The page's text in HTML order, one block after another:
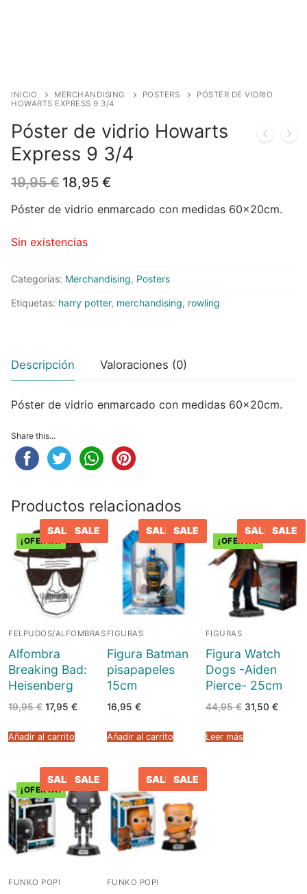
Juegos infantiles
Juegos de Rol
Juegos de miniaturas
USA
DC Comics
Marvel Comics
Independiente
Merchandising
Figuras
Funko POP!
Tazas/Vasos
Bandoleras/Bolsos
Felpudos/alfombras
Puzzles
Posters
Varios
Literatura
Liquidaciones
INICIO MERCHANDISING POSTERS
PÓSTER DE VIDRIO
HOWARTS EXPRESS 9 3/4
Póster de vidrio Howarts
Express 9 3/4
19,95€ El
precio
original
19,95 €.
18,95 €
actual
Póster de vidrio enmarcado con medidas 60x20cm.
Sin existencias
Categorías: Merchandising, Posters
Etiquetas: harry potter, merchandising, rowling
Descripción Valoraciones (0)
Póster de vidrio enmarcado con medidas 60x20cm.
Share this...
Productos relacionados
¡OFERTA!
FELPUDOS/ALFOMBRAS
SALE SALE
Alfombra
Breaking Bad:
Heisenberg
19,95€ El
precio
era:
19,95 €.
17,95 €El
17,95 €.
Añadir al carrito
FIGURAS
SALE SALE
Figura Batman
pisapapeles
15cm
16,95 €
Añadir al carrito
¡OFERTA!
FIGURAS
SALE SALE
Figura Watch
Dogs -Aiden
Pierce- 25cm
44,95€ El
precio
31,50 €El
Leer más
¡OFERTA!
FUNKO POP!
SALE SALE
FUNKO POP!
SALE SALE